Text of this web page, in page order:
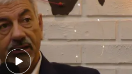
de Laura Boado y la llegada de Lidia